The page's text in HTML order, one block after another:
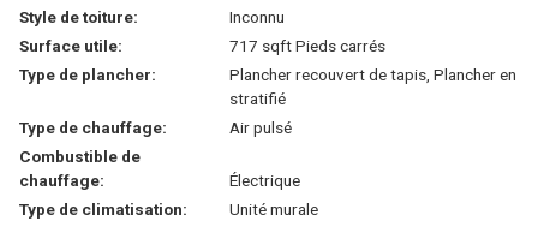
Style de toiture:
Inconnu
Surface utile:
717 sqft Pieds carrés
Type de plancher:
Plancher recouvert de tapis, Plancher en
stratifié
Type de chauffage:
Air pulsé
Combustible de
chauffage:
Électrique
Type de climatisation:
Unité murale